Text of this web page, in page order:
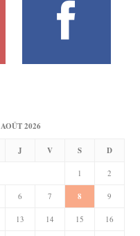
AOÛT 2026
J V S D
1 2
6 7 8 9
13 14 15 16